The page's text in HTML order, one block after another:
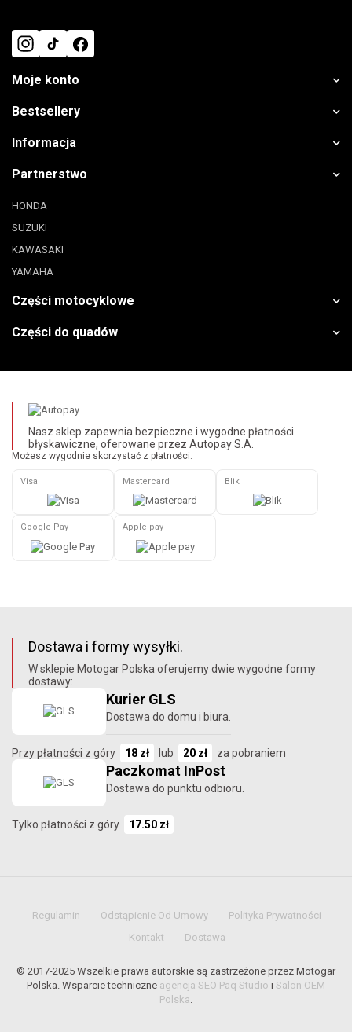
Moje konto
Bestsellery
Informacja
Partnerstwo
HONDA
SUZUKI
KAWASAKI
YAMAHA
Części motocyklowe
Części do quadów
Nasz sklep zapewnia bezpieczne i wygodne płatności
błyskawiczne, oferowane przez Autopay S.A.
Możesz wygodnie skorzystać z płatności:
Visa Mastercard Blik
Google Pay Apple pay
Dostawa i formy wysyłki.
W sklepie Motogar Polska oferujemy dwie wygodne formy
dostawy:
Kurier GLS
Dostawa do domu i biura.
Przy płatności z góry 18 zł lub 20 zł za pobraniem
Paczkomat InPost
Dostawa do punktu odbioru.
Tylko płatności z góry 17.50 zł
Regulamin Odstąpienie Od Umowy
Polityka Prywatności
Kontakt
Dostawa
© 2017-2025 Wszelkie prawa autorskie są zastrzeżone przez Motogar
Polska. Wsparcie techniczne agencja SEO Paq Studio i Salon OEM
Polska